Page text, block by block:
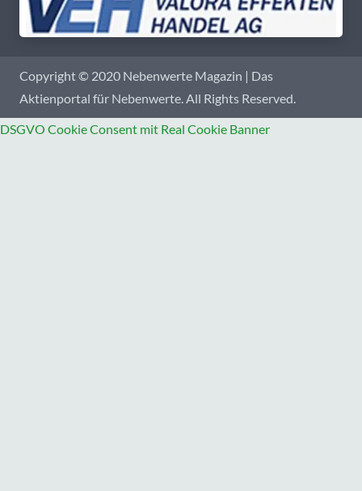
Copyright © 2020 Nebenwerte Magazin | Das
Aktienportal für Nebenwerte. All Rights Reserved.
DSGVO Cookie Consent mit Real Cookie Banner